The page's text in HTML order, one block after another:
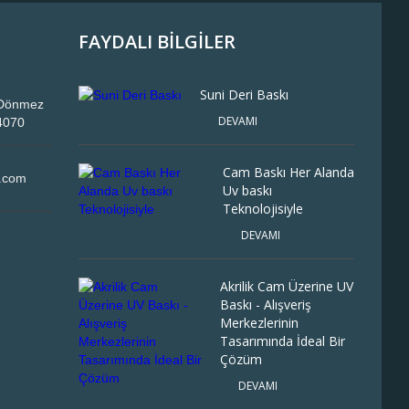
FAYDALI BİLGİLER
Suni Deri Baskı
DEVAMI
Cam Baskı Her Alanda
Uv baskı
Teknolojisiyle
DEVAMI
Akrilik Cam Üzerine UV
Baskı - Alışveriş
Merkezlerinin
Tasarımında İdeal Bir
Çözüm
DEVAMI